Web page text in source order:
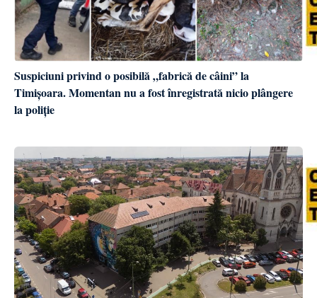
Suspiciuni privind o posibilă „fabrică de câini” la
Timișoara. Momentan nu a fost înregistrată nicio plângere
la poliție